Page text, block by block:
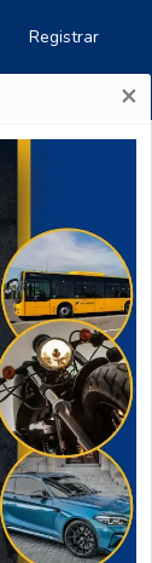
Registrar
×